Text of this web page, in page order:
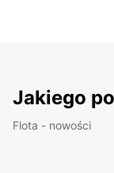
Jakiego
Flota - nowości